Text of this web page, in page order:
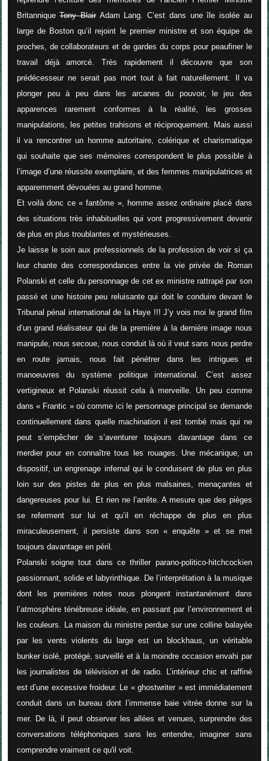
BritanniqueTony Blair Adam Lang. C’est dans une île isolée au
large de Boston qu’il rejoint le premier ministre et son équipe de
proches, de collaborateurs et de gardes du corps pour peaufiner le
travail déjà amorcé. Très rapidement il découvre que son
prédécesseur ne serait pas mort tout à fait naturellement. Il va
plonger peu à peu dans les arcanes du pouvoir, le jeu des
apparences rarement conformes à la réalité, les grosses
manipulations, les petites trahisons et réciproquement. Mais aussi
il va rencontrer un homme autoritaire, colérique et charismatique
qui souhaite que ses mémoires correspondent le plus possible à
l’image d’une réussite exemplaire, et des femmes manipulatrices et
apparemment dévouées au grand homme.
Et voilà donc ce « fantôme », homme assez ordinaire placé dans
des situations très inhabituelles qui vont progressivement devenir
de plus en plus troublantes et mystérieuses.
Je laisse le soin aux professionnels de la profession de voir si ça
leur chante des correspondances entre la vie privée de Roman
Polanski et celle du personnage de cet ex ministre rattrapé par son
passé et une histoire peu reluisante qui doit le conduire devant le
Tribunal pénal international de la Haye !!! J’y vois moi le grand film
d’un grand réalisateur qui de la première à la dernière image nous
manipule, nous secoue, nous conduit là où il veut sans nous perdre
en route jamais, nous fait pénétrer dans les intrigues et
manoeuvres du système politique international. C’est assez
vertigineux et Polanski réussit cela à merveille. Un peu comme
dans « Frantic » où comme ici le personnage principal se demande
continuellement dans quelle machination il est tombé mais qui ne
peut s’empêcher de s’aventurer toujours davantage dans ce
merdier pour en connaître tous les rouages. Une mécanique, un
dispositif, un engrenage infernal qui le conduisent de plus en plus
loin sur des pistes de plus en plus malsaines, menaçantes et
dangereuses pour lui. Et rien ne l’arrête. A mesure que des pièges
se referment sur lui et qu’il en réchappe de plus en plus
miraculeusement, il persiste dans son « enquête » et se met
toujours davantage en péril.
Polanski soigne tout dans ce thriller parano-politico-hitchcockien
passionnant, solide et labyrinthique. De l’interprétation à la musique
dont les premières notes nous plongent instantanément dans
l’atmosphère ténébreuse idéale, en passant par l’environnement et
les couleurs. La maison du ministre perdue sur une colline balayée
par les vents violents du large est un blockhaus, un véritable
bunker isolé, protégé, surveillé et à la moindre occasion envahi par
les journalistes de télévision et de radio. L’intérieur chic et raffiné
est d’une excessive froideur. Le « ghostwriter » est immédiatement
conduit dans un bureau dont l’immense baie vitrée donne sur la
mer. De là, il peut observer les allées et venues, surprendre des
conversations téléphoniques sans les entendre, imaginer sans
comprendre vraiment ce qu'il voit.